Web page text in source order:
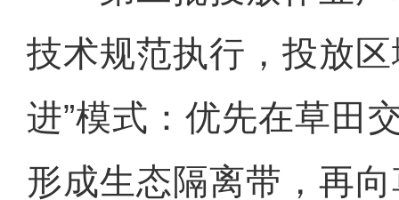
技术规范执行，投放
进”模式：优先在草田
形成生态隔离带，再